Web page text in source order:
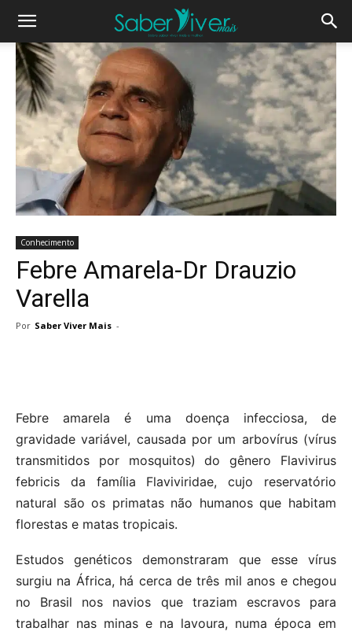
Conhecimento
Febre Amarela-Dr Drauzio
Varella
Por Saber Viver Mais -
Febre amarela é uma doença infecciosa, de
gravidade variável, causada por um arbovírus (vírus
transmitidos por mosquitos) do gênero Flavivirus
febricis da família Flaviviridae, cujo reservatório
natural são os primatas não humanos que habitam
florestas e matas tropicais.
Estudos genéticos demonstraram que esse vírus
surgiu na África, há cerca de três mil anos e chegou
no Brasil nos navios que traziam escravos para
trabalhar nas minas e na lavoura, numa época em